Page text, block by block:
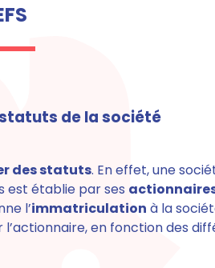
statuts de la société
des statuts. En effet, une
est établie par ses
l’immatriculation à la
en fonction des